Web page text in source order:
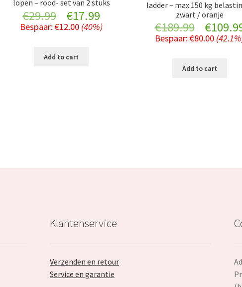
lopen – rood- set van 2 stuks
€29.99
Original
price
was:
€17.99
price
Bespaar:€12.00 (40%)
Add to cart
ladder – max 150 kg
zwart / oranje
€189.99
Original
price
was:
€
Bespaar:€80.00
Add to cart
Klantenservice
Verzenden en retour
Service en garantie